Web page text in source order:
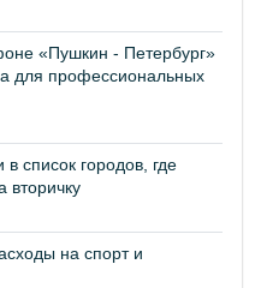
«Пушкин - Петербург»
для профессиональных
список городов, где
вторичку
на спорт и